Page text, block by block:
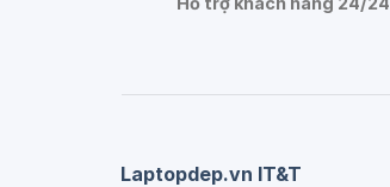
Laptopdep.vn IT&T